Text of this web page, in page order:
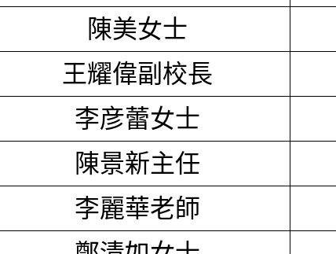
陳美女士
王耀偉副校長
李彦蕾女士
陳景新主任
李麗華老師